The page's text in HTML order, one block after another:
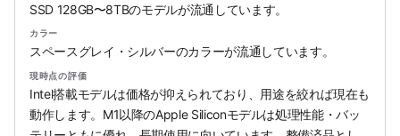
SSD 128GB〜8TBのモデルが流通しています。
カラー
スペースグレイ・シルバーのカラーが流通しています。
現時点の評価
Intel搭載モデルは価格が抑えられており、用途を絞れば現在も
動作します。M1以降のApple Siliconモデルは処理性能・バッ